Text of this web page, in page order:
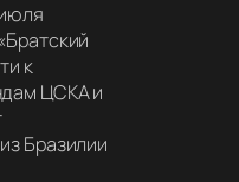
к
ЦСКА и
Бразилии